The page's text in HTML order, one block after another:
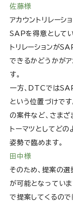
佐藤様
アカウントリレーシ
SAPを得意としてい
トリレーションが
できるかどうかがア
す。
一方、DTCでは
という位置づけで
の案件など、さまざ
トーマツとしてどの
姿勢で臨めます。
田中様
そのため、提案の
が可能となっていま
で提案してくるので